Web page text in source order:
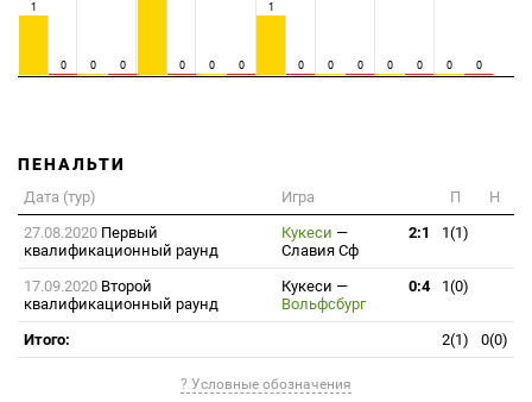
1
0 0 0 0 0 0
1
0 0 0 0 0 0 0
ПЕНАЛЬТИ
Дата (тур) Игра П
Н
27.08.2020 Первый
квалификационный раунд
Кукеси —
Славия Сф
2:1 1(1)
17.09.2020 Второй
квалификационный раунд
Кукеси —
Вольфсбург
0:4 1(0)
Итого: 2(1) 0(0)
? Условные обозначения